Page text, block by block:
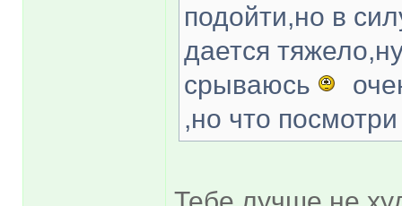
подойти,но в
дается
срываюсь
,но что